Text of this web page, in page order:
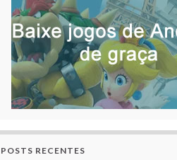
POSTS RECENTES